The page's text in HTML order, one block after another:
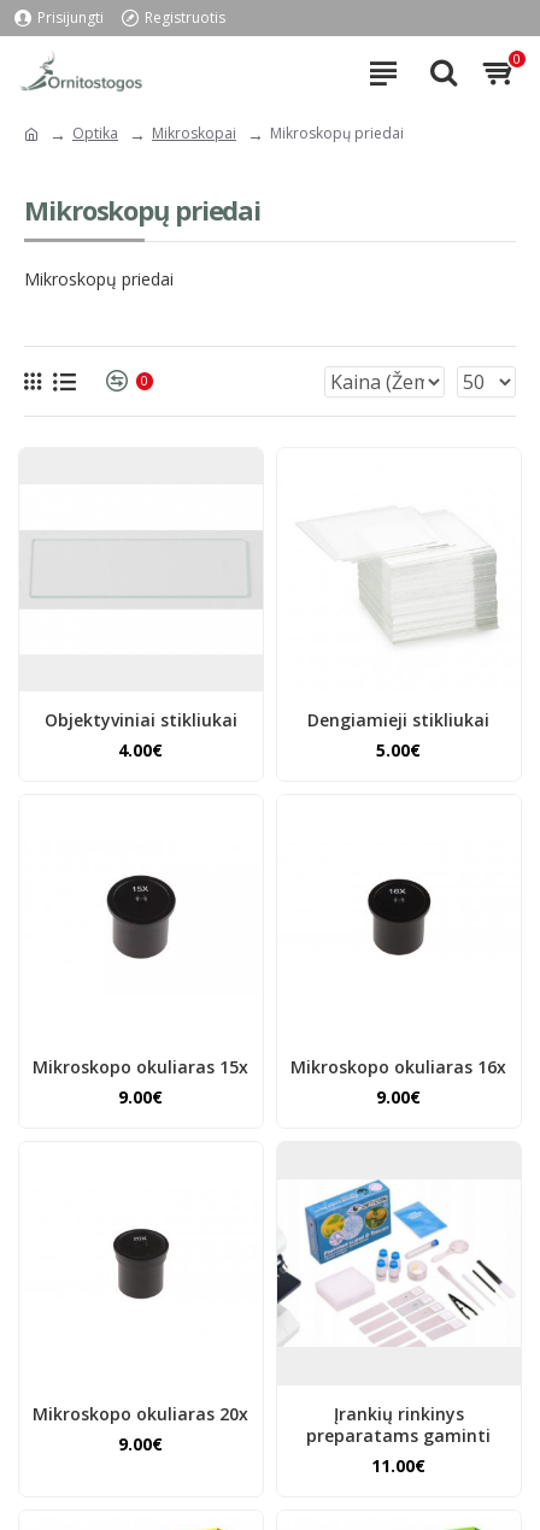
Prisijungti Registruotis
0
Optika Mikroskopai Mikroskopų priedai
Mikroskopų priedai
Mikroskopų priedai
0
Objektyviniai stikliukai
4.00€
Dengiamieji stikliukai
5.00€
Mikroskopo okuliaras 15x
9.00€
Mikroskopo okuliaras 16x
9.00€
Mikroskopo okuliaras 20x
9.00€
Įrankių rinkinys
preparatams gaminti
11.00€